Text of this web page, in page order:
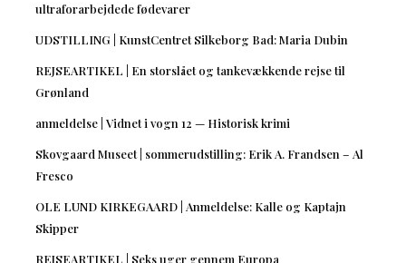
ultraforarbejdede fødevarer
UDSTILLING | KunstCentret Silkeborg Bad: Maria Dubin
REJSEARTIKEL | En storslået og tankevækkende rejse til
Grønland
anmeldelse | Vidnet i vogn 12 — Historisk krimi
Skovgaard Museet | sommerudstilling: Erik A. Frandsen – Al
Fresco
OLE LUND KIRKEGAARD | Anmeldelse: Kalle og Kaptajn
Skipper
REJSEARTIKEL | Seks uger gennem Europa